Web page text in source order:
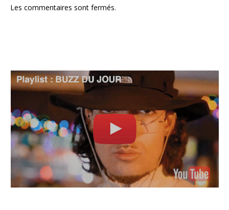
Les commentaires sont fermés.